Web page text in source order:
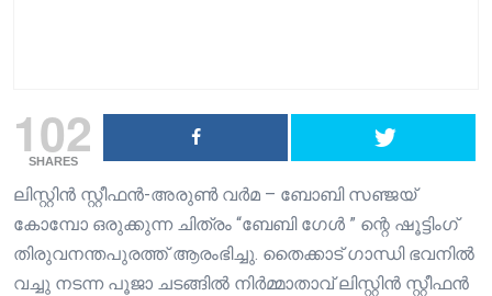
102
SHARES
ലിസ്റ്റിൻ സ്റ്റീഫൻ-അരുൺ വർമ – ബോബി സഞ്ജയ്‌
കോമ്പോ ഒരുക്കുന്ന ചിത്രം “ബേബി ഗേൾ ” ന്റെ ഷൂട്ടിംഗ്
തിരുവനന്തപുരത്ത് ആരംഭിച്ചു. തൈക്കാട് ഗാന്ധി ഭവനിൽ
വച്ചു നടന്ന പൂജാ ചടങ്ങിൽ നിർമ്മാതാവ് ലിസ്റ്റിൻ സ്റ്റീഫൻ